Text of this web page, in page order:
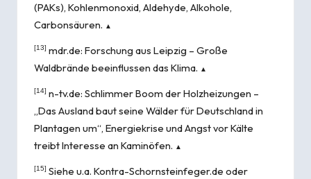
(PAKs), Kohlenmonoxid, Aldehyde, Alkohole,
Carbonsäuren. ▲
[13] mdr.de: Forschung aus Leipzig – Große
Waldbrände beeinflussen das Klima. ▲
[14] n-tv.de: Schlimmer Boom der Holzheizungen –
„Das Ausland baut seine Wälder für Deutschland in
Plantagen um“, Energiekrise und Angst vor Kälte
treibt Interesse an Kaminöfen. ▲
[15] Siehe u.a. Kontra-Schornsteinfeger.de oder